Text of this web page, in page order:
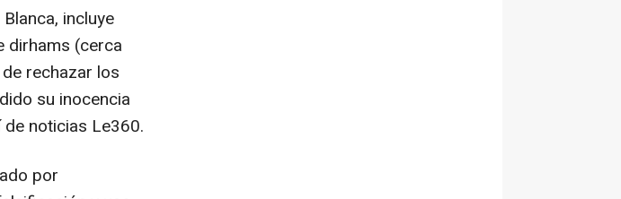
incluye
dirhams (cerca
rechazar los
su inocencia
noticias Le360.
por